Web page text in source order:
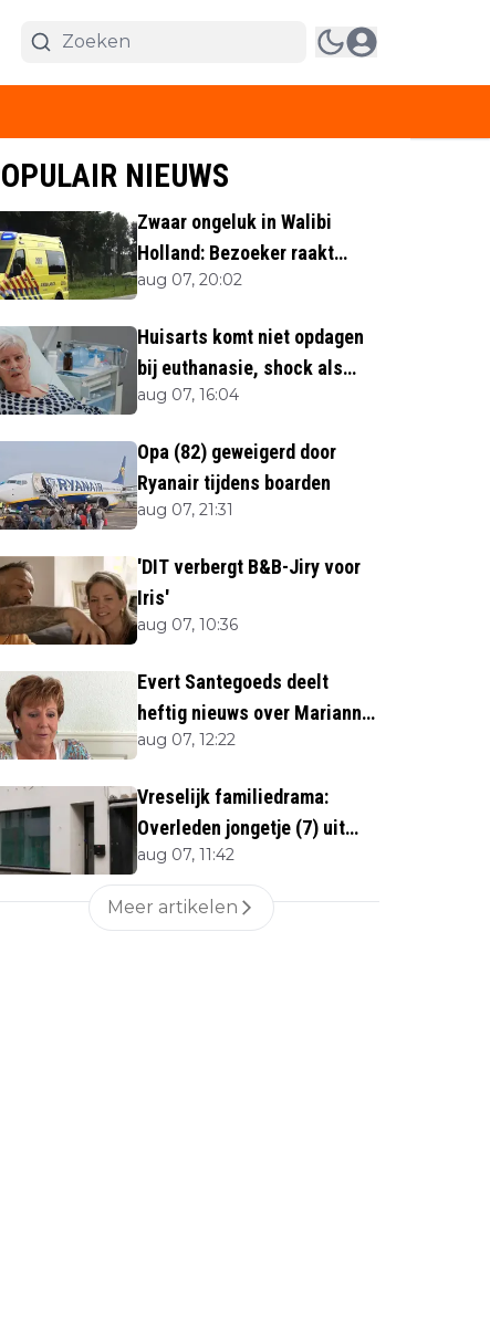
NIEUWS
Zwaar ongeluk in Walibi
Holland: Bezoeker raakt
lichaamsdeel kwijt
aug 07, 20:02
Huisarts komt niet opdagen
bij euthanasie, shock als
blijkt waar ze is
aug 07, 16:04
Opa (82) geweigerd door
Ryanair tijdens boarden
aug 07, 21:31
'DIT verbergt B&B-Jiry voor
Iris'
aug 07, 10:36
Evert Santegoeds deelt
heftig nieuws over Marianne
Weber (70)
aug 07, 12:22
Vreselijk familiedrama:
Overleden jongetje (7) uit
woning gehaald
aug 07, 11:42
Meer artikelen